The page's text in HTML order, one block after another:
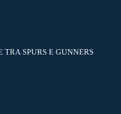
TRA SPURS E GUNNERS